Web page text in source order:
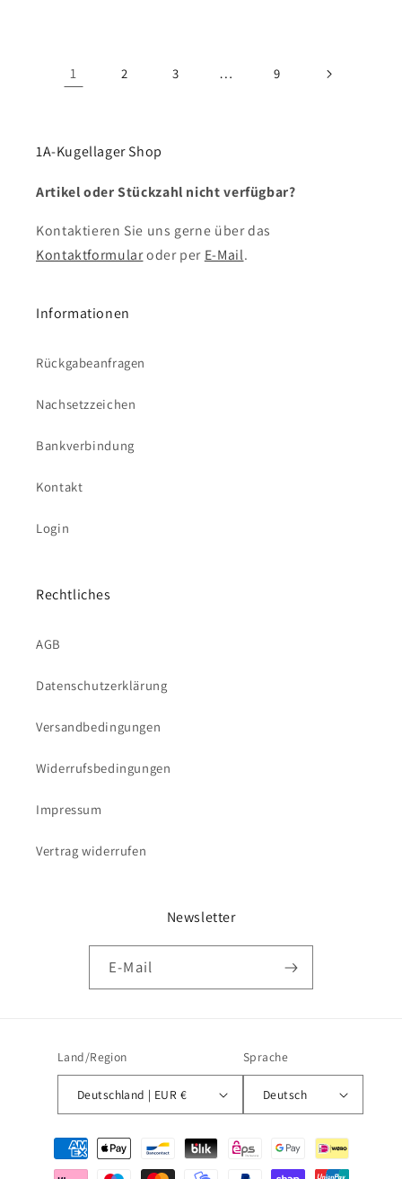
1 2 3 … 9
1A-Kugellager Shop
Artikel oder Stückzahl nicht verfügbar?
Kontaktieren Sie uns gerne über das
Kontaktformularoder per E-Mail.
Informationen
Rückgabeanfragen
Nachsetzzeichen
Bankverbindung
Kontakt
Login
Rechtliches
AGB
Datenschutzerklärung
Versandbedingungen
Widerrufsbedingungen
Impressum
Vertrag widerrufen
Newsletter
E-Mail
Land/Region
Deutschland | EUR €
Sprache
Deutsch
Zahlungsmethoden